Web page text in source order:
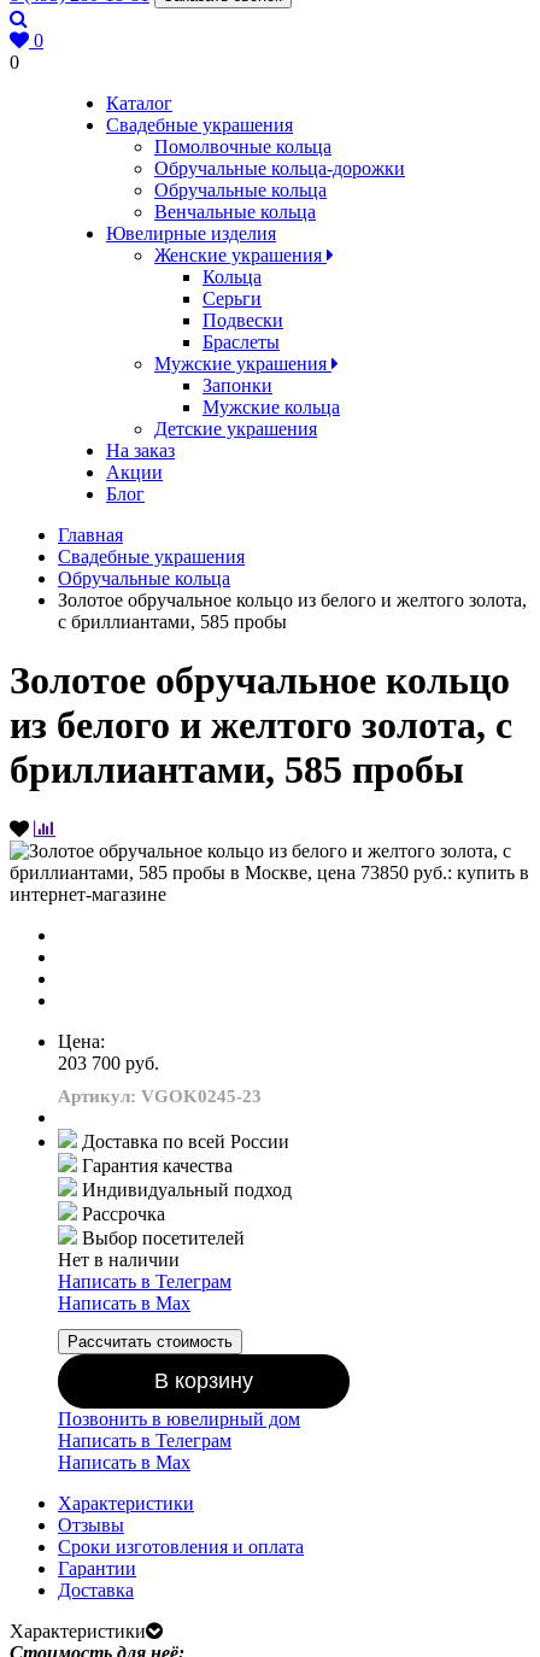
0
0
Каталог
Свадебные украшения
Помолвочные кольца
Обручальные кольца-дорожки
Обручальные кольца
Венчальные кольца
Ювелирные изделия
Женские украшения
Кольца
Серьги
Подвески
Браслеты
Мужские украшения
Запонки
Мужские кольца
Детские украшения
На заказ
Акции
Блог
Главная
Свадебные украшения
Обручальные кольца
Золотое обручальное кольцо из белого и желтого золота,
с бриллиантами, 585 пробы
Золотое обручальное кольцо
из белого и желтого золота, с
бриллиантами, 585 пробы
Цена:
203 700 руб.
Артикул: VGOK0245-23
Доставка по всей России
Гарантия качества
Индивидуальный подход
Рассрочка
Выбор посетителей
Нет в наличии
Написать в Телеграм
Написать в Мах
Рассчитать стоимость
В корзину
Позвонить в ювелирный дом
Написать в Телеграм
Написать в Мах
Характеристики
Отзывы
Сроки изготовления и оплата
Гарантии
Доставка
Характеристики
Стоимость для неё: